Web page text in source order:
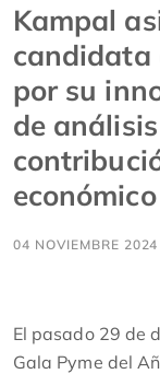
Kampal
candidata
por su
de
04 NOVIEMBRE 2024
El pasado 29 de
Gala Pyme del